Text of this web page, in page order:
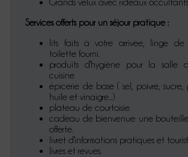
Grands vélux avec rideaux occultants
Services offerts pour un séjour pratique :
lits faits à votre arrivée, linge
toilette fourni.
produits d'hygiène pour la
cuisine
épicerie de base ( sel, poivre, sucre,
huile et vinaigre...)
plateau de courtoisie
cadeau de bienvenue: une
offerte.
livret d'informations pratiques et
livres et revues.